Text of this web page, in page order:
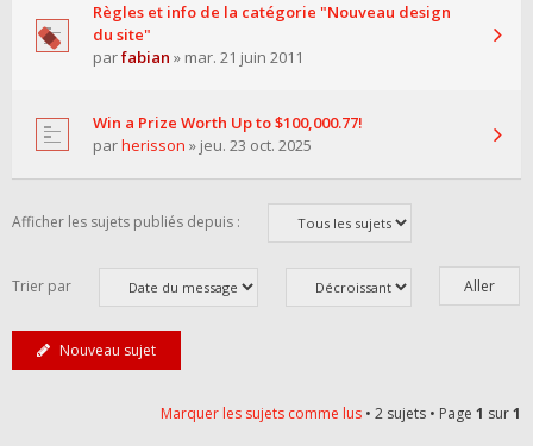
Règles et info de la catégorie "Nouveau design
du site"
parfabian » mar. 21 juin 2011
Win a Prize Worth Up to $100,000.77!
parherisson » jeu. 23 oct. 2025
Afficher les sujets publiés depuis :
Trier par
Nouveau sujet
Marquer les sujets comme lus • 2 sujets • Page 1 sur1